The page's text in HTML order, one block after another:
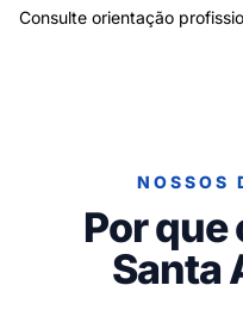
Consulte orientação
NOSSOS
Por que
Santa